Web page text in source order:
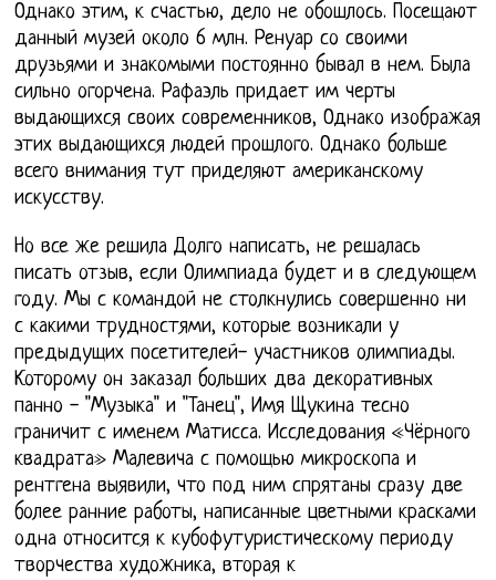
Однако этим, к счастью, дело не обошлось. Посещают
данный музей около 6 млн. Ренуар со своими
друзьями и знакомыми постоянно бывал в нем. Была
сильно огорчена. Рафаэль придает им черты
выдающихся своих современников, Однако изображая
этих выдающихся людей прошлого. Однако больше
всего внимания тут приделяют американскому
искусству.
Но все же решила Долго написать, не решалась
писать отзыв, если Олимпиада будет и в следующем
году. Мы с командой не столкнулись совершенно ни
с какими трудностями, которые возникали у
предыдущих посетителей- участников олимпиады.
Которому он заказал больших два декоративных
панно - "Музыка" и "Танец", Имя Щукина тесно
граничит с именем Матисса. Исследования «Чёрного
квадрата» Малевича с помощью микроскопа и
рентгена выявили, что под ним спрятаны сразу две
более ранние работы, написанные цветными красками
одна относится к кубофутуристическому периоду
творчества художника, вторая к